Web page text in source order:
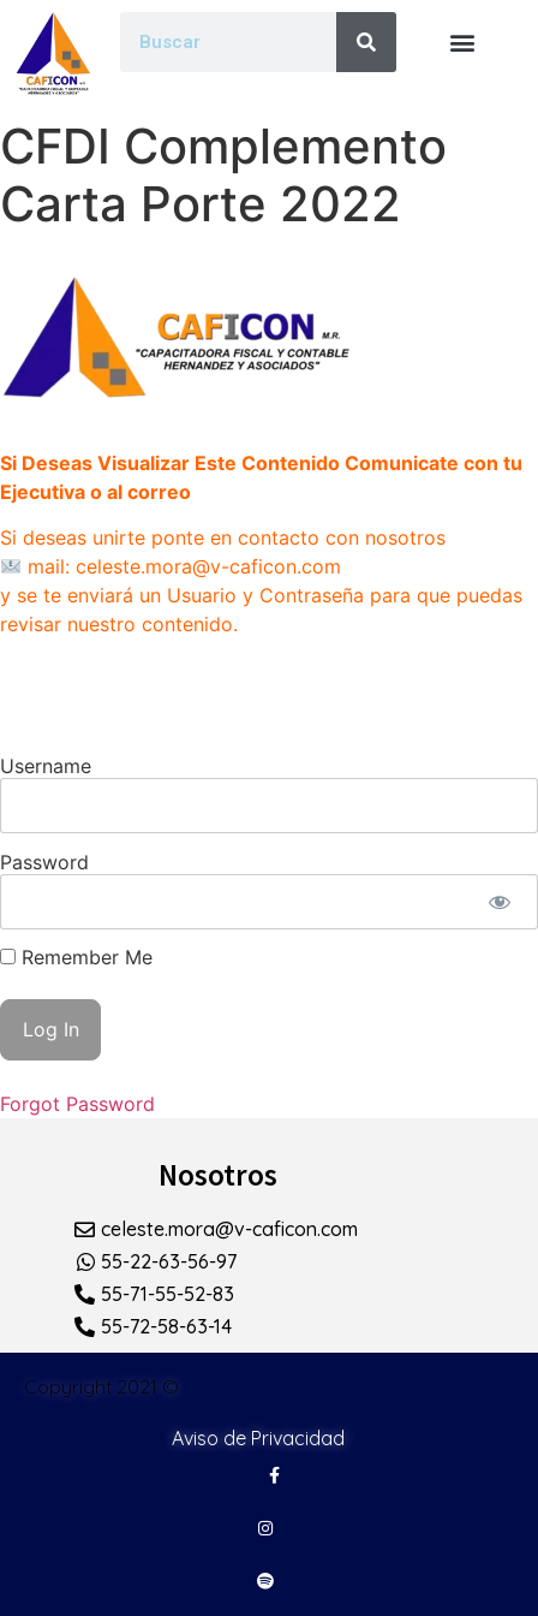
CFDI Complemento
Carta Porte 2022
Si Deseas Visualizar Este Contenido Comunicate con tu
Ejecutiva o al correo
Si deseas unirte ponte en contacto con nosotros
mail: celeste.mora@v-caficon.com
y se te enviará un Usuario y Contraseña para que puedas
revisar nuestro contenido.
Username
Password
Remember Me
Forgot Password
Nosotros
celeste.mora@v-caficon.com
55-22-63-56-97
55-71-55-52-83
55-72-58-63-14
Copyright 2021 ©
Aviso de Privacidad